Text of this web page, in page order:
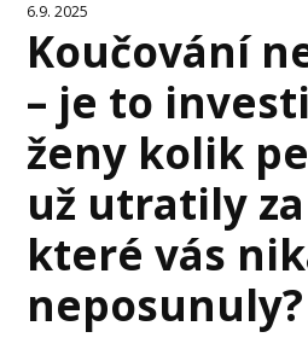
6.9. 2025
Koučování
– je to
ženy kolik
už utratily
které vás
neposunuly?